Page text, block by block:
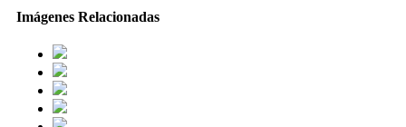
Imágenes Relacionadas